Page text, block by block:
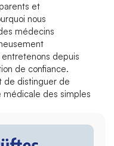
et
nous
médecins
depuis
de confiance.
de distinguer de
des simples